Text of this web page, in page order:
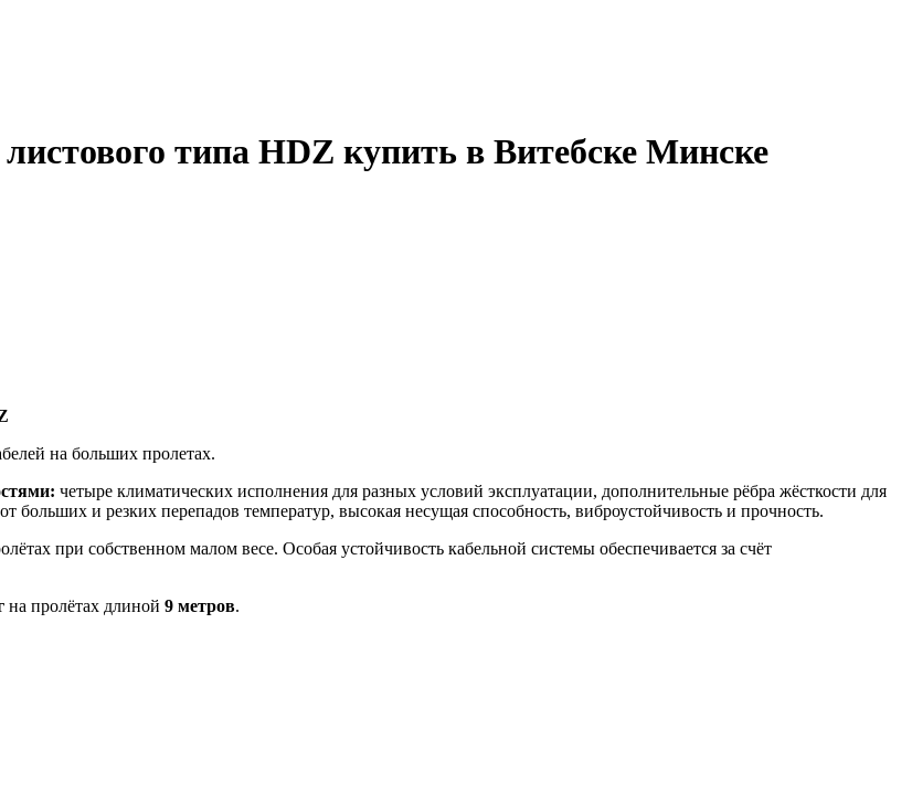
типа HDZ купить в Витебске Минске
на больших пролетах.
четыре климатических исполнения для разных условий эксплуатации, дополнительные рёбра жёсткости для
больших и резких перепадов температур, высокая несущая способность, виброустойчивость и прочность.
при собственном малом весе. Особая устойчивость кабельной системы обеспечивается за счёт
на пролётах длиной 9 метров.